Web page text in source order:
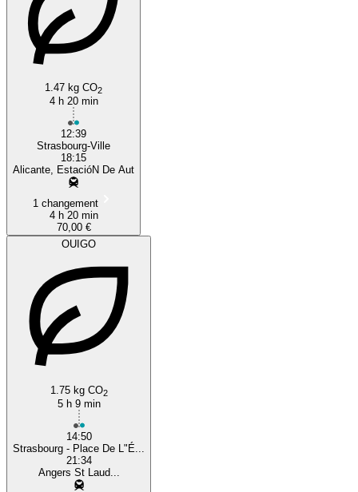
1.47 kg CO2
4 h 20 min
12:39
Strasbourg-Ville
18:15
Alicante, EstacióN De Aut
1 changement
4 h 20 min
70,00 €
OUIGO
1.75 kg CO2
5 h 9 min
14:50
Strasbourg - Place De L"É...
21:34
Angers St Laud...